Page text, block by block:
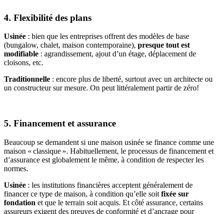
4. Flexibilité des plans
Usinée : bien que les entreprises offrent des modèles de base
(bungalow, chalet, maison contemporaine), presque tout est
modifiable : agrandissement, ajout d’un étage, déplacement de
cloisons, etc.
Traditionnelle : encore plus de liberté, surtout avec un architecte ou
un constructeur sur mesure. On peut littéralement partir de zéro!
5. Financement et assurance
Beaucoup se demandent si une maison usinée se finance comme une
maison « classique ». Habituellement, le processus de financement et
d’assurance est globalement le même, à condition de respecter les
normes.
Usinée : les institutions financières acceptent généralement de
financer ce type de maison, à condition qu’elle soit fixée sur
fondation et que le terrain soit acquis. Et côté assurance, certains
assureurs exigent des preuves de conformité et d’ancrage pour